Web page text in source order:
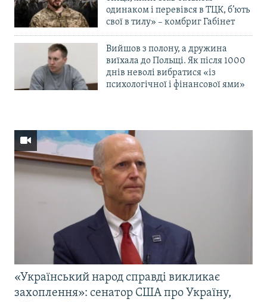
одинаком і перевівся в ТЦК, б’ють
свої в тилу» – комбриг Габінет
Вийшов з полону, а дружина
виїхала до Польщі. Як після 1000
днів неволі вибратися «із
психологічної і фінансової ями»
«Український народ справді викликає
захоплення»: сенатор США про Україну,